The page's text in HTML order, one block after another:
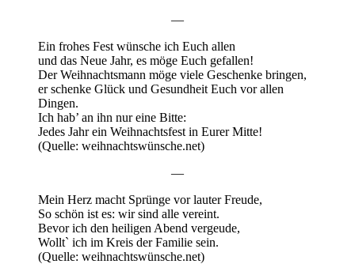
—
Ein frohes Fest wünsche ich Euch allen
und das Neue Jahr, es möge Euch gefallen!
Der Weihnachtsmann möge viele Geschenke bringen,
er schenke Glück und Gesundheit Euch vor allen
Dingen.
Ich hab’ an ihn nur eine Bitte:
Jedes Jahr ein Weihnachtsfest in Eurer Mitte!
(Quelle: weihnachtswünsche.net)
—
Mein Herz macht Sprünge vor lauter Freude,
So schön ist es: wir sind alle vereint.
Bevor ich den heiligen Abend vergeude,
Wollt` ich im Kreis der Familie sein.
(Quelle: weihnachtswünsche.net)